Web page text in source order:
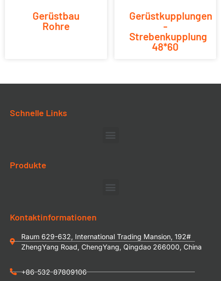
Gerüstbau
Rohre
Gerüstkupplungen
-
Strebenkupplung
48*60
Schnelle Links
Produkte
Kontaktinformationen
Raum 629-632, International Trading Mansion, 192#
ZhengYang Road, ChengYang, Qingdao 266000, China
+86-532-87809106